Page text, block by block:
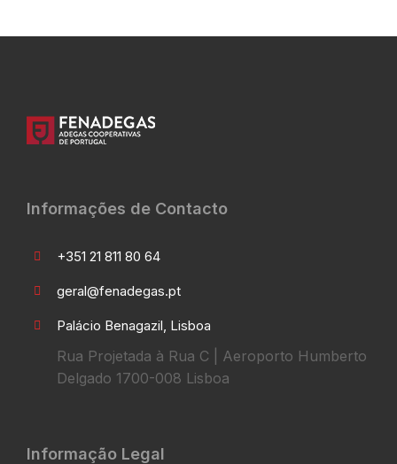
Informações de Contacto
+351 21 811 80 64
geral@fenadegas.pt
Palácio Benagazil, Lisboa
Rua Projetada à Rua C | Aeroporto Humberto
Delgado 1700-008 Lisboa
Informação Legal